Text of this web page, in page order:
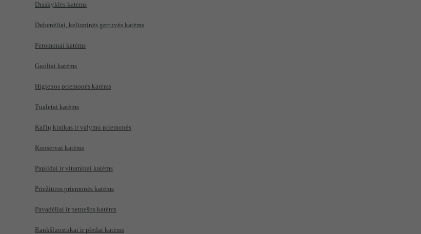
Draskyklės katėms
Dubenėliai, kelioninės gertuvės katėms
Feromonai katėms
Guoliai katėms
Higienos priemonės katėms
Tualetai katėms
Kačių kraikas ir valymo priemonės
Konservai katėms
Papildai ir vitaminai katėms
Priežiūros priemonės katėms
Pavadėliai ir petnešos katėms
Rankšluostukai ir pledai katėms